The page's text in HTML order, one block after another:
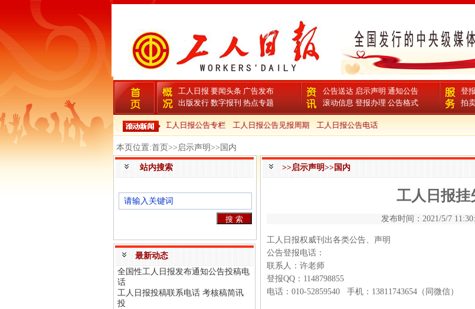
工人日报 要闻头条 广告发布
出版发行 数字报刊 热点专题
公告送达 启示声明 通知公告
滚动信息 登报办理 公告格式
登
拍
工人日报公告专栏 工人日报公告见报周期 工人日报公告电话
本页位置:首页>>启示声明>>国内
站内搜索
最新动态
全国性工人日报发布通知公告投稿电
话
工人日报投稿联系电话 考核稿简讯
投
>>启示声明>>国内
工人日报挂
发布时间：2021/5/7
工人日报权威刊出各类公告、声明
公告登报电话：
联系人：许老师
登报QQ：1148798855
电话：010-52859540 手机：13811743654（同微信）